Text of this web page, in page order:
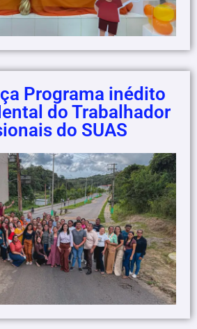
Programa inédito
do Trabalhador
do SUAS